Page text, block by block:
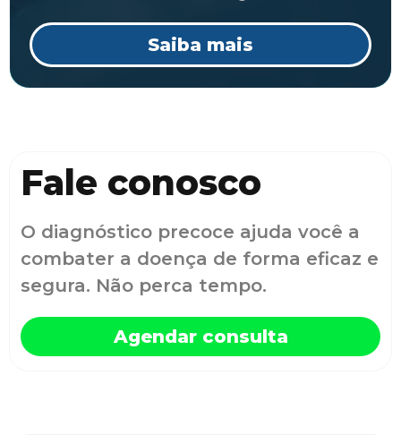
Saiba mais
Fale conosco
O diagnóstico precoce ajuda você a
combater a doença de forma eficaz e
segura. Não perca tempo.
Agendar consulta